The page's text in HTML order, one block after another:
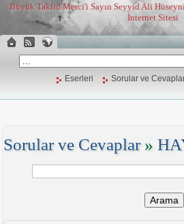
Büyük Taklid Merci'i Sayın Seyyid Ali
İnternet Sitesi
Eserleri Sorular ve
Sorular ve Cevaplar»
Arama